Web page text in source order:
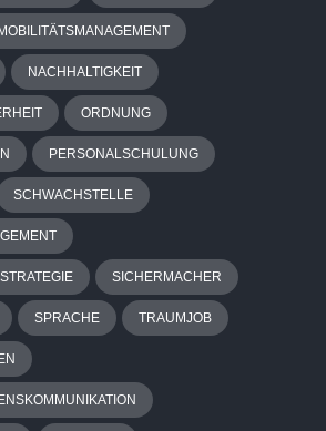
NACHHALTIGKEIT
ORDNUNG
PERSONALSCHULUNG
SCHWACHSTELLE
SICHERMACHER
SPRACHE TRAUMJOB